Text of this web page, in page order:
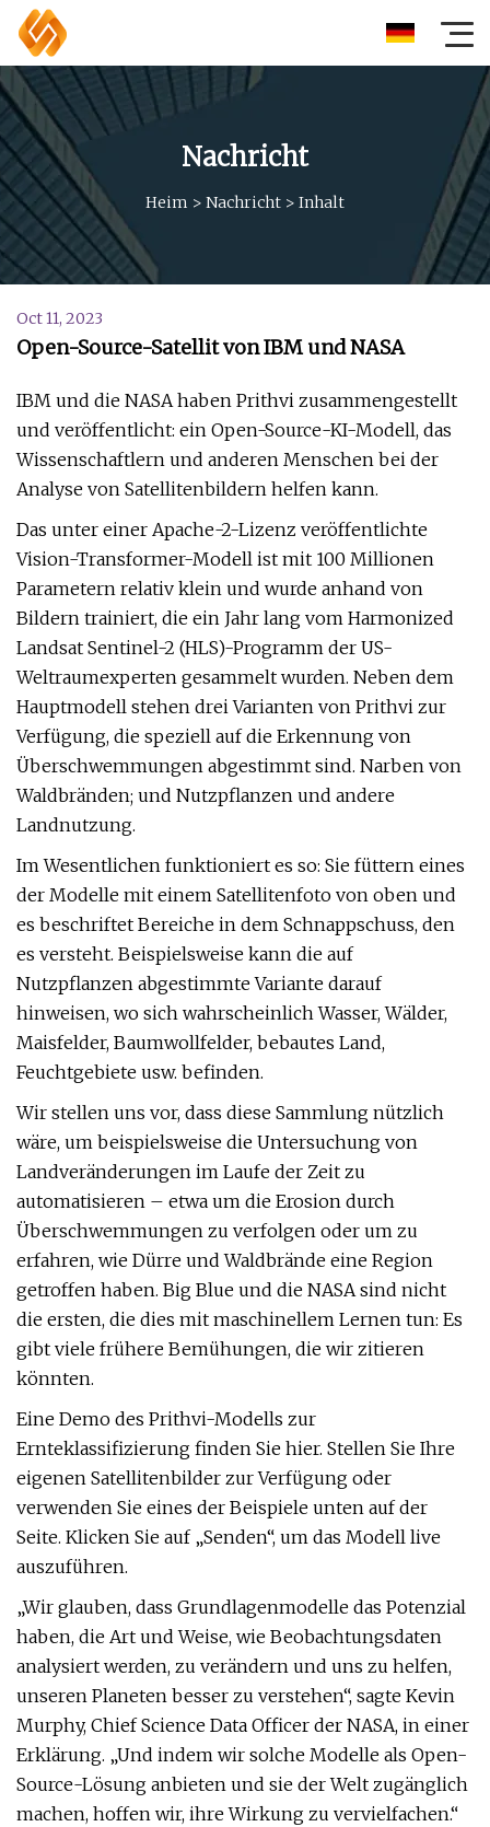
Nachricht
Heim > Nachricht > Inhalt
Oct 11, 2023
Open-Source-Satellit von IBM und NASA
IBM und die NASA haben Prithvi zusammengestellt
und veröffentlicht: ein Open-Source-KI-Modell, das
Wissenschaftlern und anderen Menschen bei der
Analyse von Satellitenbildern helfen kann.
Das unter einer Apache-2-Lizenz veröffentlichte
Vision-Transformer-Modell ist mit 100 Millionen
Parametern relativ klein und wurde anhand von
Bildern trainiert, die ein Jahr lang vom Harmonized
Landsat Sentinel-2 (HLS)-Programm der US-
Weltraumexperten gesammelt wurden. Neben dem
Hauptmodell stehen drei Varianten von Prithvi zur
Verfügung, die speziell auf die Erkennung von
Überschwemmungen abgestimmt sind. Narben von
Waldbränden; und Nutzpflanzen und andere
Landnutzung.
Im Wesentlichen funktioniert es so: Sie füttern eines
der Modelle mit einem Satellitenfoto von oben und
es beschriftet Bereiche in dem Schnappschuss, den
es versteht. Beispielsweise kann die auf
Nutzpflanzen abgestimmte Variante darauf
hinweisen, wo sich wahrscheinlich Wasser, Wälder,
Maisfelder, Baumwollfelder, bebautes Land,
Feuchtgebiete usw. befinden.
Wir stellen uns vor, dass diese Sammlung nützlich
wäre, um beispielsweise die Untersuchung von
Landveränderungen im Laufe der Zeit zu
automatisieren – etwa um die Erosion durch
Überschwemmungen zu verfolgen oder um zu
erfahren, wie Dürre und Waldbrände eine Region
getroffen haben. Big Blue und die NASA sind nicht
die ersten, die dies mit maschinellem Lernen tun: Es
gibt viele frühere Bemühungen, die wir zitieren
könnten.
Eine Demo des Prithvi-Modells zur
Ernteklassifizierung finden Sie hier. Stellen Sie Ihre
eigenen Satellitenbilder zur Verfügung oder
verwenden Sie eines der Beispiele unten auf der
Seite. Klicken Sie auf „Senden“, um das Modell live
auszuführen.
„Wir glauben, dass Grundlagenmodelle das Potenzial
haben, die Art und Weise, wie Beobachtungsdaten
analysiert werden, zu verändern und uns zu helfen,
unseren Planeten besser zu verstehen“, sagte Kevin
Murphy, Chief Science Data Officer der NASA, in einer
Erklärung. „Und indem wir solche Modelle als Open-
Source-Lösung anbieten und sie der Welt zugänglich
machen, hoffen wir, ihre Wirkung zu vervielfachen.“